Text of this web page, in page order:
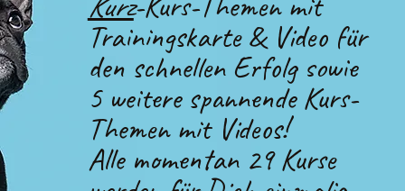
Trainingskarte & Video für
den schnellen Erfolg sowie
5 weitere spannende Kurs-
Themen mit Videos!
Alle momentan 29 Kurse